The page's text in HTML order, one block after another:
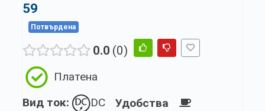
59
Потвърдена
0.0 0
Платена
Вид ток:
DC Удобства